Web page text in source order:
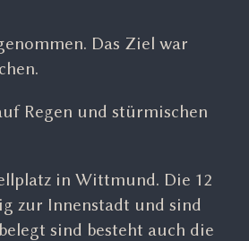
Das Ziel war
Regen und stürmischen
in Wittmund. Die 12
zur Innenstadt und sind
sind besteht auch die